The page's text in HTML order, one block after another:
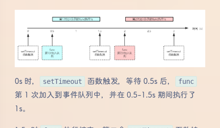
0s 时， setTimeout 函数触发，等待 0.5s 后， func
第 1 次加入到事件队列中，并在 0.5-1.5s 期间执行了
1s。